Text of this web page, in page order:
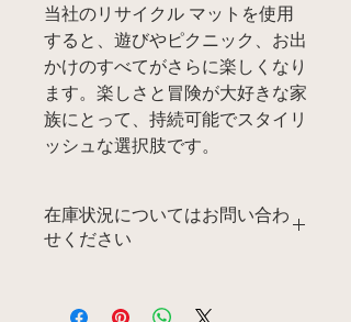
当社のリサイクル マットを使用
すると、遊びやピクニック、お出
かけのすべてがさらに楽しくなり
ます。楽しさと冒険が大好きな家
族にとって、持続可能でスタイリ
ッシュな選択肢です。
在庫状況についてはお問い合わ
せください
すが、その時点でどのような在庫があ